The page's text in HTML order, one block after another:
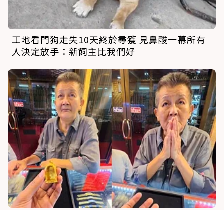
工地看門狗走失10天終於尋獲 見鼻酸一幕所有
人決定放手：新飼主比我們好